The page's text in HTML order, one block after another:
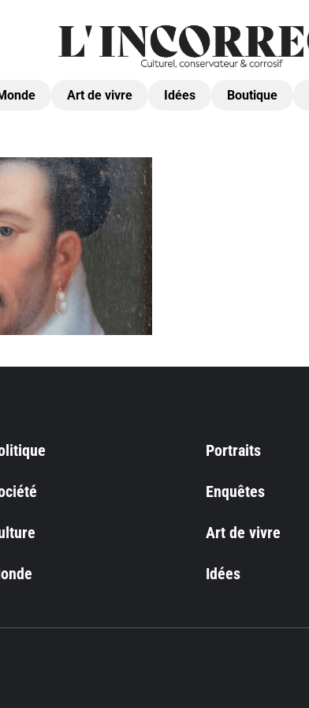
Art de vivre Idées Boutique
Portraits
Enquêtes
Art de vivre
Idées